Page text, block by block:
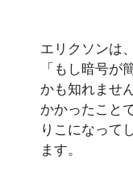
エリクソンは
「もし暗号が
かも知れませ
かかったこと
りこになって
ます。